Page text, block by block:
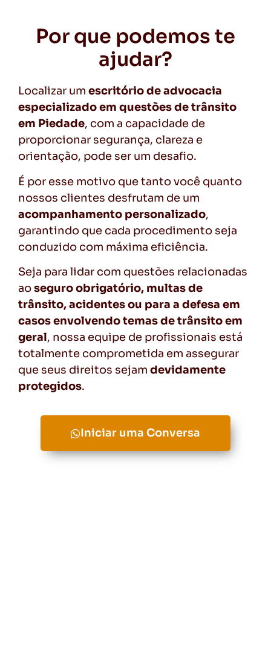
Por que podemos te
ajudar?
Localizar um escritório de advocacia
especializado em questões de trânsito
em Piedade, com a capacidade de
proporcionar segurança, clareza e
orientação, pode ser um desafio.
É por esse motivo que tanto você quanto
nossos clientes desfrutam de um
acompanhamento personalizado,
garantindo que cada procedimento seja
conduzido com máxima eficiência.
Seja para lidar com questões relacionadas
aoseguro obrigatório, multas de
trânsito, acidentes ou para a defesa em
casos envolvendo temas de trânsito em
geral, nossa equipe de profissionais está
totalmente comprometida em assegurar
que seus direitos sejam devidamente
protegidos.
Iniciar uma Conversa